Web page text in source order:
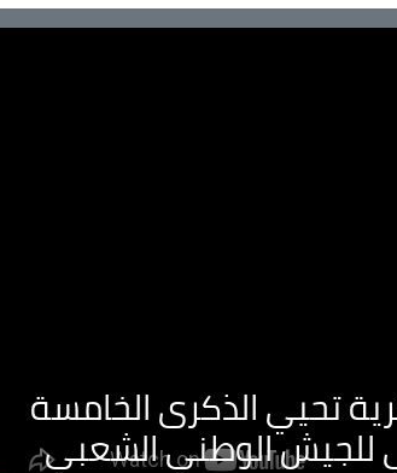
تحيي الذكرى الخامسة
للجيش الوطني الشعبي